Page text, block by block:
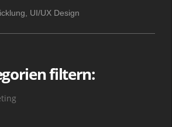
UI/UX Design
filtern: